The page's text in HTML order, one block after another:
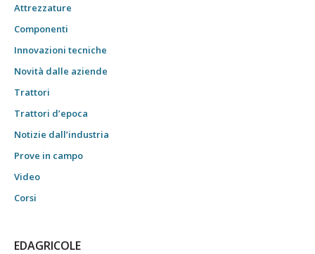
Attrezzature
Componenti
Innovazioni tecniche
Novità dalle aziende
Trattori
Trattori d’epoca
Notizie dall’industria
Prove in campo
Video
Corsi
EDAGRICOLE